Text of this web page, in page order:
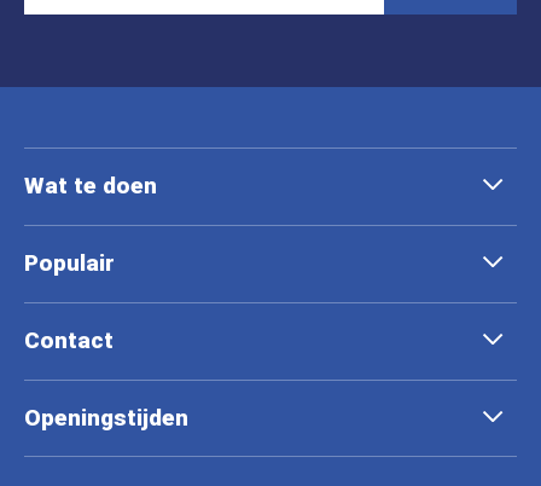
Wat te doen
Populair
Contact
Openingstijden